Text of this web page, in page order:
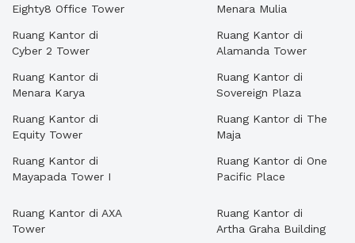
Eighty8 Office Tower
Ruang Kantor di
Cyber 2 Tower
Ruang Kantor di
Menara Karya
Ruang Kantor di
Equity Tower
Ruang Kantor di
Mayapada Tower I
Menara Mulia
Ruang Kantor di
Alamanda Tower
Ruang Kantor di
Sovereign Plaza
Ruang Kantor di The
Maja
Ruang Kantor di One
Pacific Place
Ruang Kantor di AXA
Tower
Ruang Kantor di
Artha Graha Building